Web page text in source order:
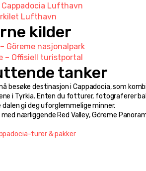
Cappadocia Lufthavn
Lufthavn
kilder
– Göreme nasjonalpark
– Offisiell turistportal
tanker
besøke destinasjon i Cappadocia, som
i Tyrkia. Enten du fotturer, fotograferer
gi deg uforglemmelige minner.
nærliggende Red Valley, Göreme
turer & pakker